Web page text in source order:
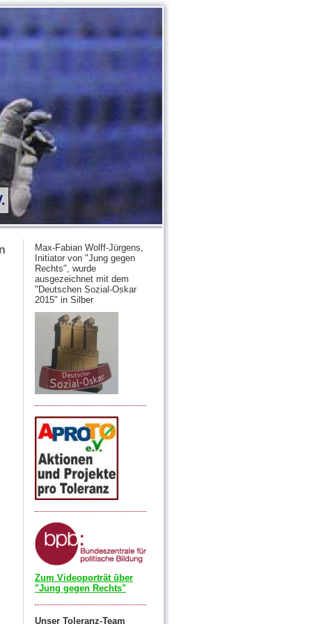
Max-Fabian Wolff-Jürgens,
Initiator von "Jung gegen
Rechts", wurde
ausgezeichnet mit dem
"Deutschen Sozial-Oskar
2015" in Silber
Zum Videoporträt über
"Jung gegen Rechts"
Unser Toleranz-Team